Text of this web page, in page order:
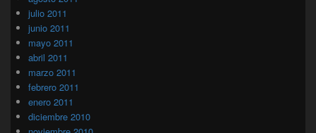
julio 2011
junio 2011
mayo 2011
abril 2011
marzo 2011
febrero 2011
enero 2011
diciembre 2010